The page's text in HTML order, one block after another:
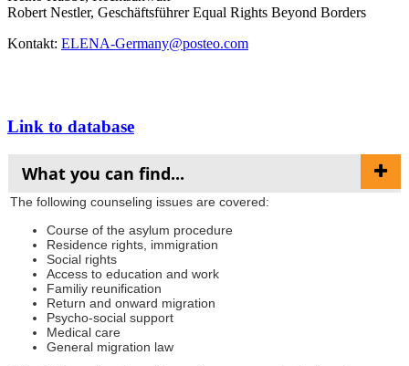
Robert Nestler, Geschäftsführer Equal Rights Beyond Borders
Kontakt: ELENA-Germany@posteo.com
Link to database
What you can find...
The following counseling issues are covered:
Course of the asylum procedure
Residence rights, immigration
Social rights
Access to education and work
Familiy reunification
Return and onward migration
Psycho-social support
Medical care
General migration law